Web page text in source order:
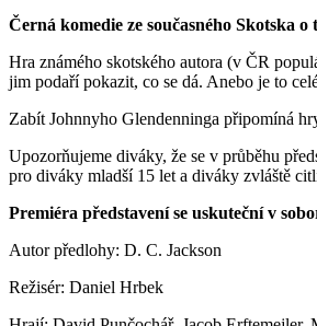
Černá komedie ze současného Skotska
Hra známého skotského autora (v ČR
jim podaří pokazit, co se dá. Anebo je to
Zabít Johnnyho Glendenninga připomíná
Upozorňujeme diváky, že se v průběhu
pro diváky mladší 15 let a diváky zvláště
Premiéra představení se uskuteční v
Autor předlohy: D. C. Jackson
Režisér: Daniel Hrbek